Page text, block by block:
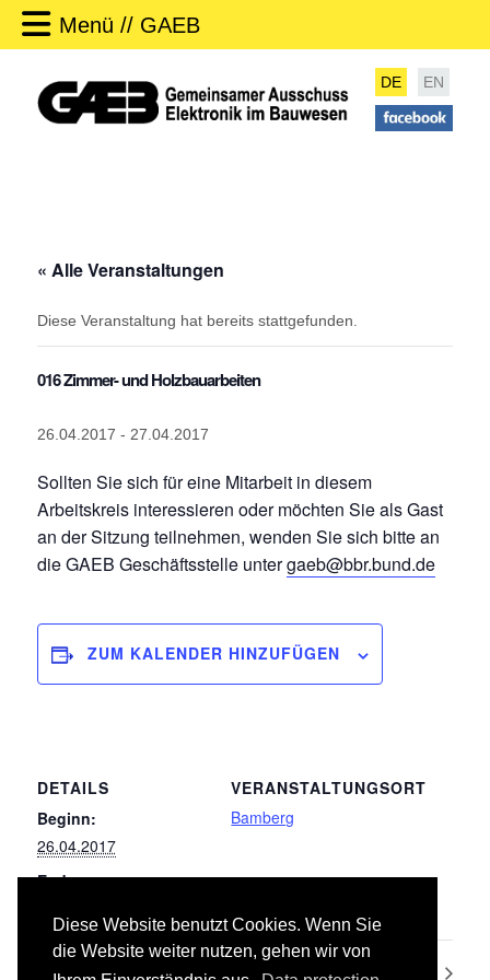
Diese Website benutzt Cookies. Wenn Sie
die Website weiter nutzen, gehen wir von
Menü // GAEB
DE EN
« Alle Veranstaltungen
Diese Veranstaltung hat bereits stattgefunden.
016 Zimmer- und Holzbauarbeiten
26.04.2017 - 27.04.2017
Sollten Sie sich für eine Mitarbeit in diesem
Arbeitskreis interessieren oder möchten Sie als Gast
an der Sitzung teilnehmen, wenden Sie sich bitte an
die GAEB Geschäftsstelle untergaeb@bbr.bund.de
ZUM KALENDER HINZUFÜGEN
DETAILS
Beginn:
26.04.2017
Ende:
VERANSTALTUNGSORT
Bamberg
085 Rohrvortriebsarbeiten 036 Bodenbelagarbeiten